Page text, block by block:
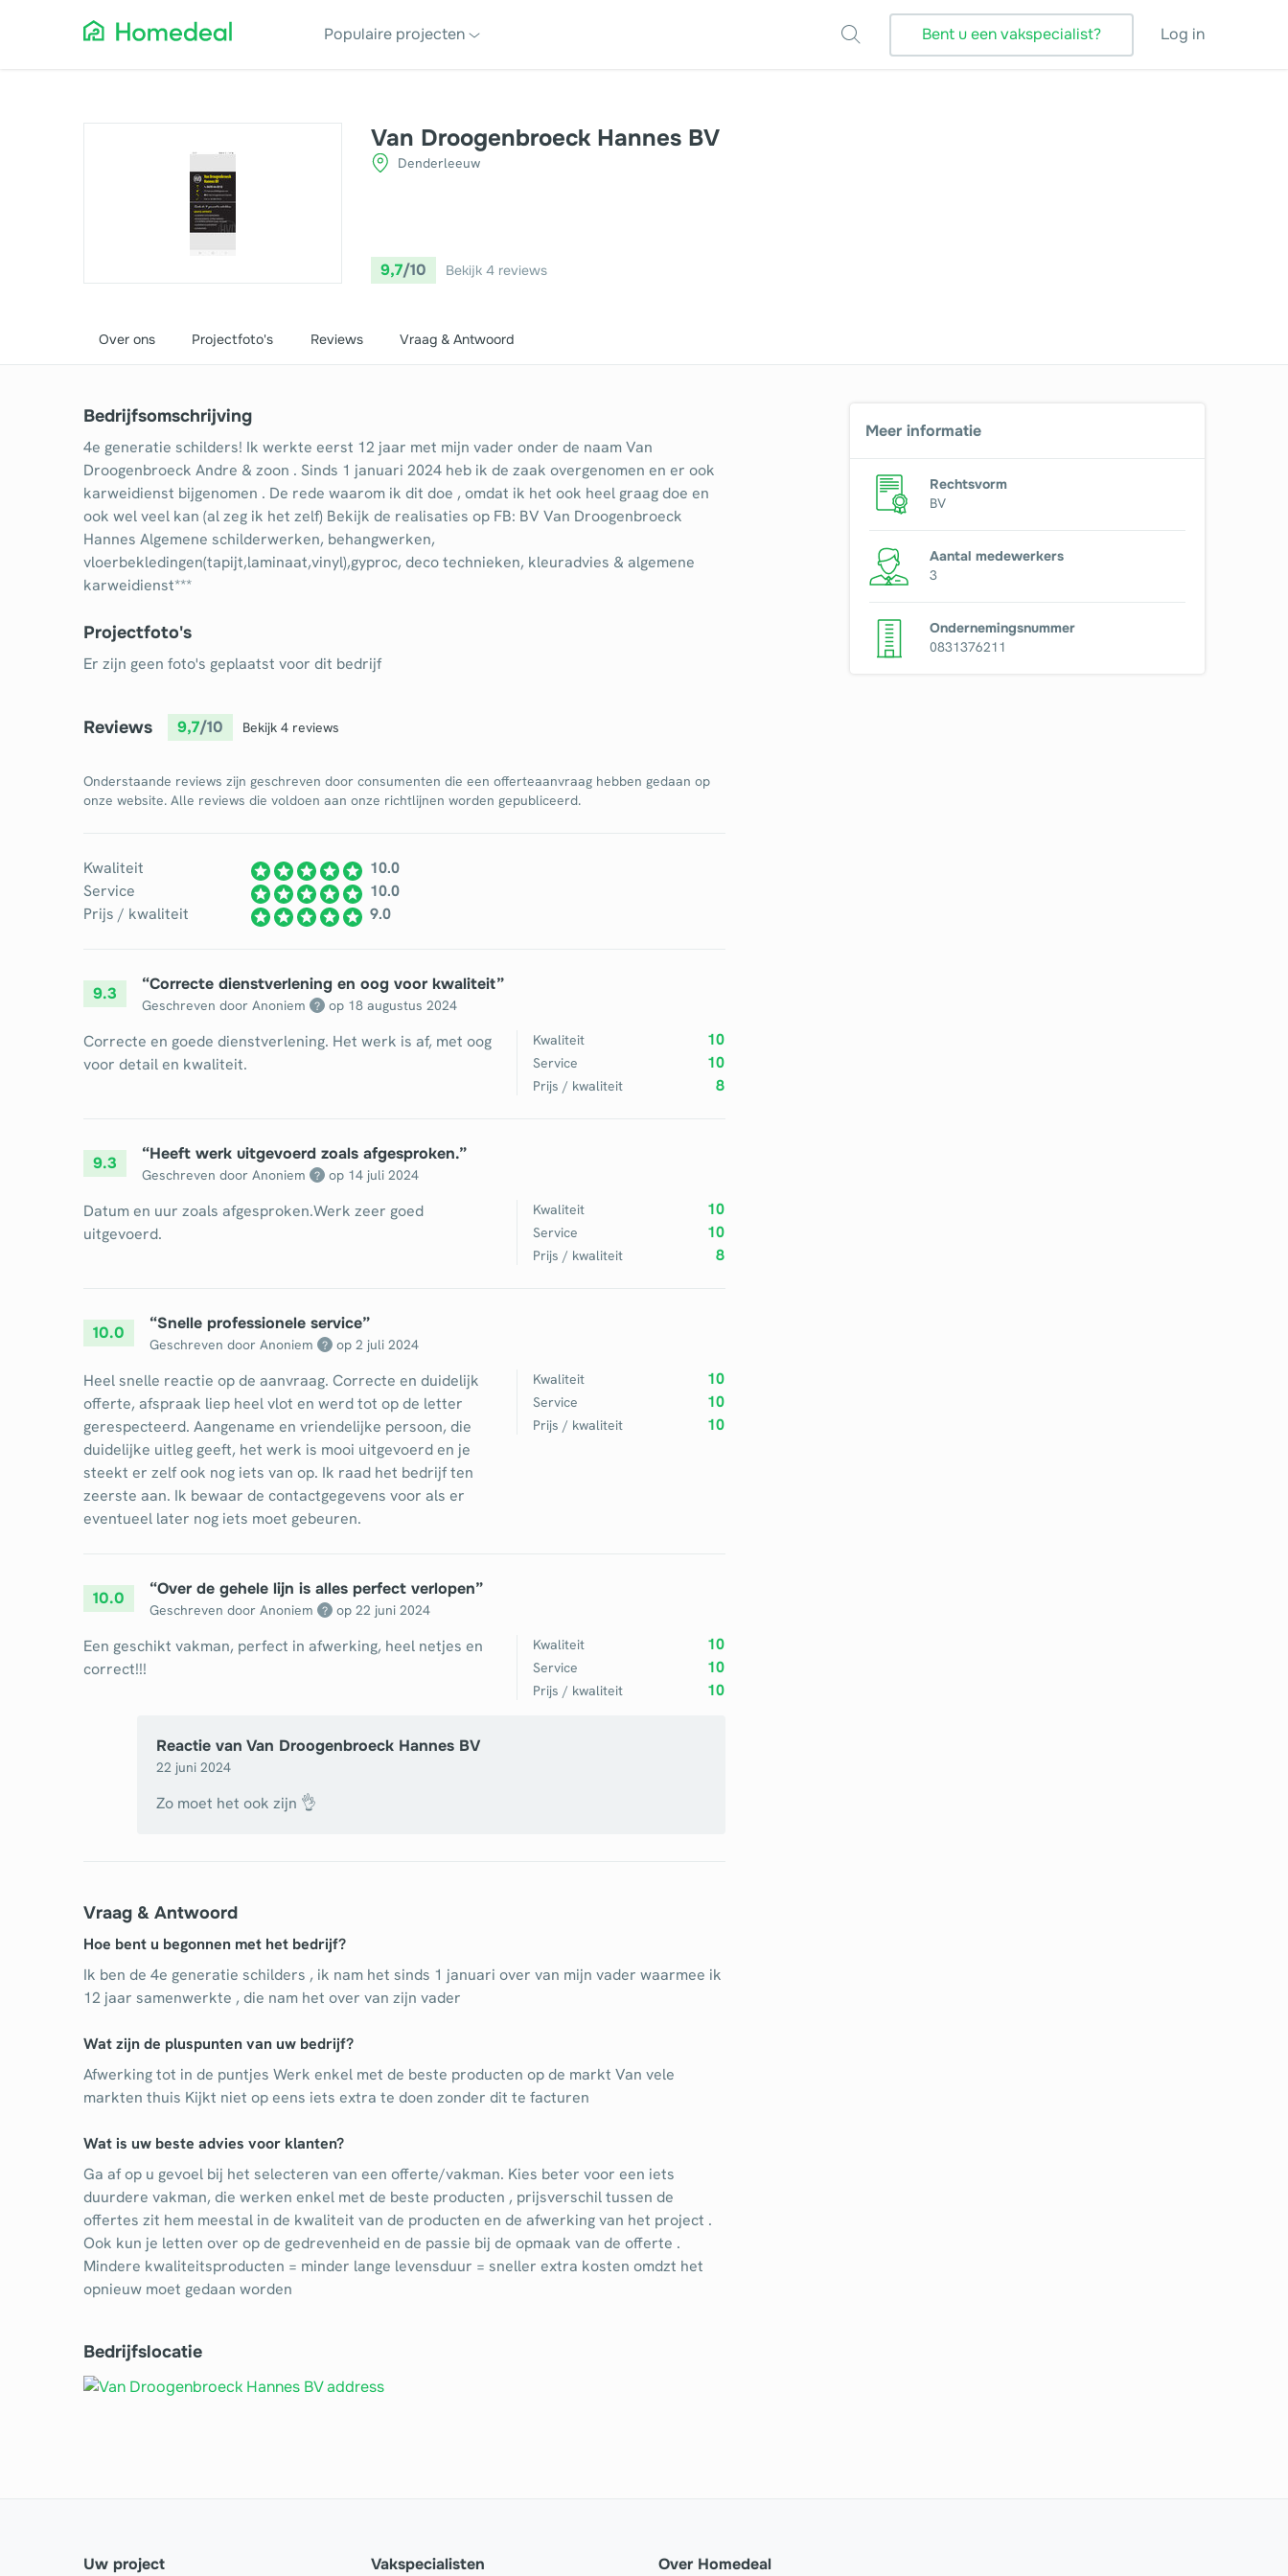
Populaire projecten Bent u een vakspecialist? Log in
Aannemer
Alarmsystemen
Asbest
Cv-ketels
Dakwerken
Elektricien
Hekwerken
Isolatie
Loodgieter
Stukadoor
Van Droogenbroeck Hannes BV
Denderleeuw
9,7/10 Bekijk 4 reviews
Over ons Projectfoto's Reviews Vraag & Antwoord
Bedrijfsomschrijving
4e generatie schilders! Ik werkte eerst 12 jaar met mijn vader onder de naam Van
Droogenbroeck Andre & zoon . Sinds 1 januari 2024 heb ik de zaak overgenomen en er ook
karweidienst bijgenomen . De rede waarom ik dit doe , omdat ik het ook heel graag doe en
ook wel veel kan (al zeg ik het zelf) Bekijk de realisaties op FB: BV Van Droogenbroeck
Hannes Algemene schilderwerken, behangwerken,
vloerbekledingen(tapijt,laminaat,vinyl),gyproc, deco technieken, kleuradvies & algemene
karweidienst***
Projectfoto's
Er zijn geen foto's geplaatst voor dit bedrijf
Reviews 9,7/10 Bekijk 4 reviews
Onderstaande reviews zijn geschreven door consumenten die een offerteaanvraag hebben gedaan op
onze website. Alle reviews die voldoen aan onze richtlijnen worden gepubliceerd.
Kwaliteit
10.0
Service
10.0
Prijs / kwaliteit
9.0
9.3 “Correcte dienstverlening en oog voor kwaliteit”
Geschreven door Anoniem ? op 18 augustus 2024
Correcte en goede dienstverlening. Het werk is af, met oog
voor detail en kwaliteit.
Kwaliteit 10
Service 10
Prijs / kwaliteit 8
9.3 “Heeft werk uitgevoerd zoals afgesproken.”
Geschreven door Anoniem ? op 14 juli 2024
Datum en uur zoals afgesproken.Werk zeer goed
uitgevoerd.
Kwaliteit 10
Service 10
Prijs / kwaliteit 8
10.0 “Snelle professionele service”
Geschreven door Anoniem ? op 2 juli 2024
Heel snelle reactie op de aanvraag. Correcte en duidelijk
offerte, afspraak liep heel vlot en werd tot op de letter
gerespecteerd. Aangename en vriendelijke persoon, die
duidelijke uitleg geeft, het werk is mooi uitgevoerd en je
steekt er zelf ook nog iets van op. Ik raad het bedrijf ten
zeerste aan. Ik bewaar de contactgegevens voor als er
eventueel later nog iets moet gebeuren.
Kwaliteit 10
Service 10
Prijs / kwaliteit 10
10.0 “Over de gehele lijn is alles perfect verlopen”
Geschreven door Anoniem ? op 22 juni 2024
Een geschikt vakman, perfect in afwerking, heel netjes en
correct!!!
Kwaliteit 10
Service 10
Prijs / kwaliteit 10
Reactie van Van Droogenbroeck Hannes BV
22 juni 2024
Zo moet het ook zijn 👌
Vraag & Antwoord
Hoe bent u begonnen met het bedrijf?
Ik ben de 4e generatie schilders , ik nam het sinds 1 januari over van mijn vader waarmee ik
12 jaar samenwerkte , die nam het over van zijn vader
Wat zijn de pluspunten van uw bedrijf?
Afwerking tot in de puntjes Werk enkel met de beste producten op de markt Van vele
markten thuis Kijkt niet op eens iets extra te doen zonder dit te facturen
Wat is uw beste advies voor klanten?
Ga af op u gevoel bij het selecteren van een offerte/vakman. Kies beter voor een iets
duurdere vakman, die werken enkel met de beste producten , prijsverschil tussen de
offertes zit hem meestal in de kwaliteit van de producten en de afwerking van het project .
Ook kun je letten over op de gedrevenheid en de passie bij de opmaak van de offerte .
Mindere kwaliteitsproducten = minder lange levensduur = sneller extra kosten omdzt het
opnieuw moet gedaan worden
Bedrijfslocatie
Meer informatie
Rechtsvorm
BV
Aantal medewerkers
3
Ondernemingsnummer
0831376211
Uw project Vakspecialisten Over Homedeal